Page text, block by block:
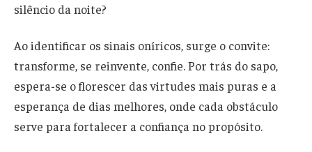
silêncio da noite?
Ao identificar os sinais oníricos, surge o convite:
transforme, se reinvente, confie. Por trás do sapo,
espera-se o florescer das virtudes mais puras e a
esperança de dias melhores, onde cada obstáculo
serve para fortalecer a confiança no propósito.